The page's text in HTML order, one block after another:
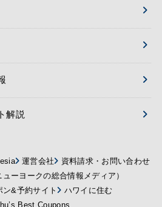
解説
運営会社
資料請求・お問い合わせ
ーヨークの総合情報メディア）
&予約サイト
ハワイに住む
Best Coupons